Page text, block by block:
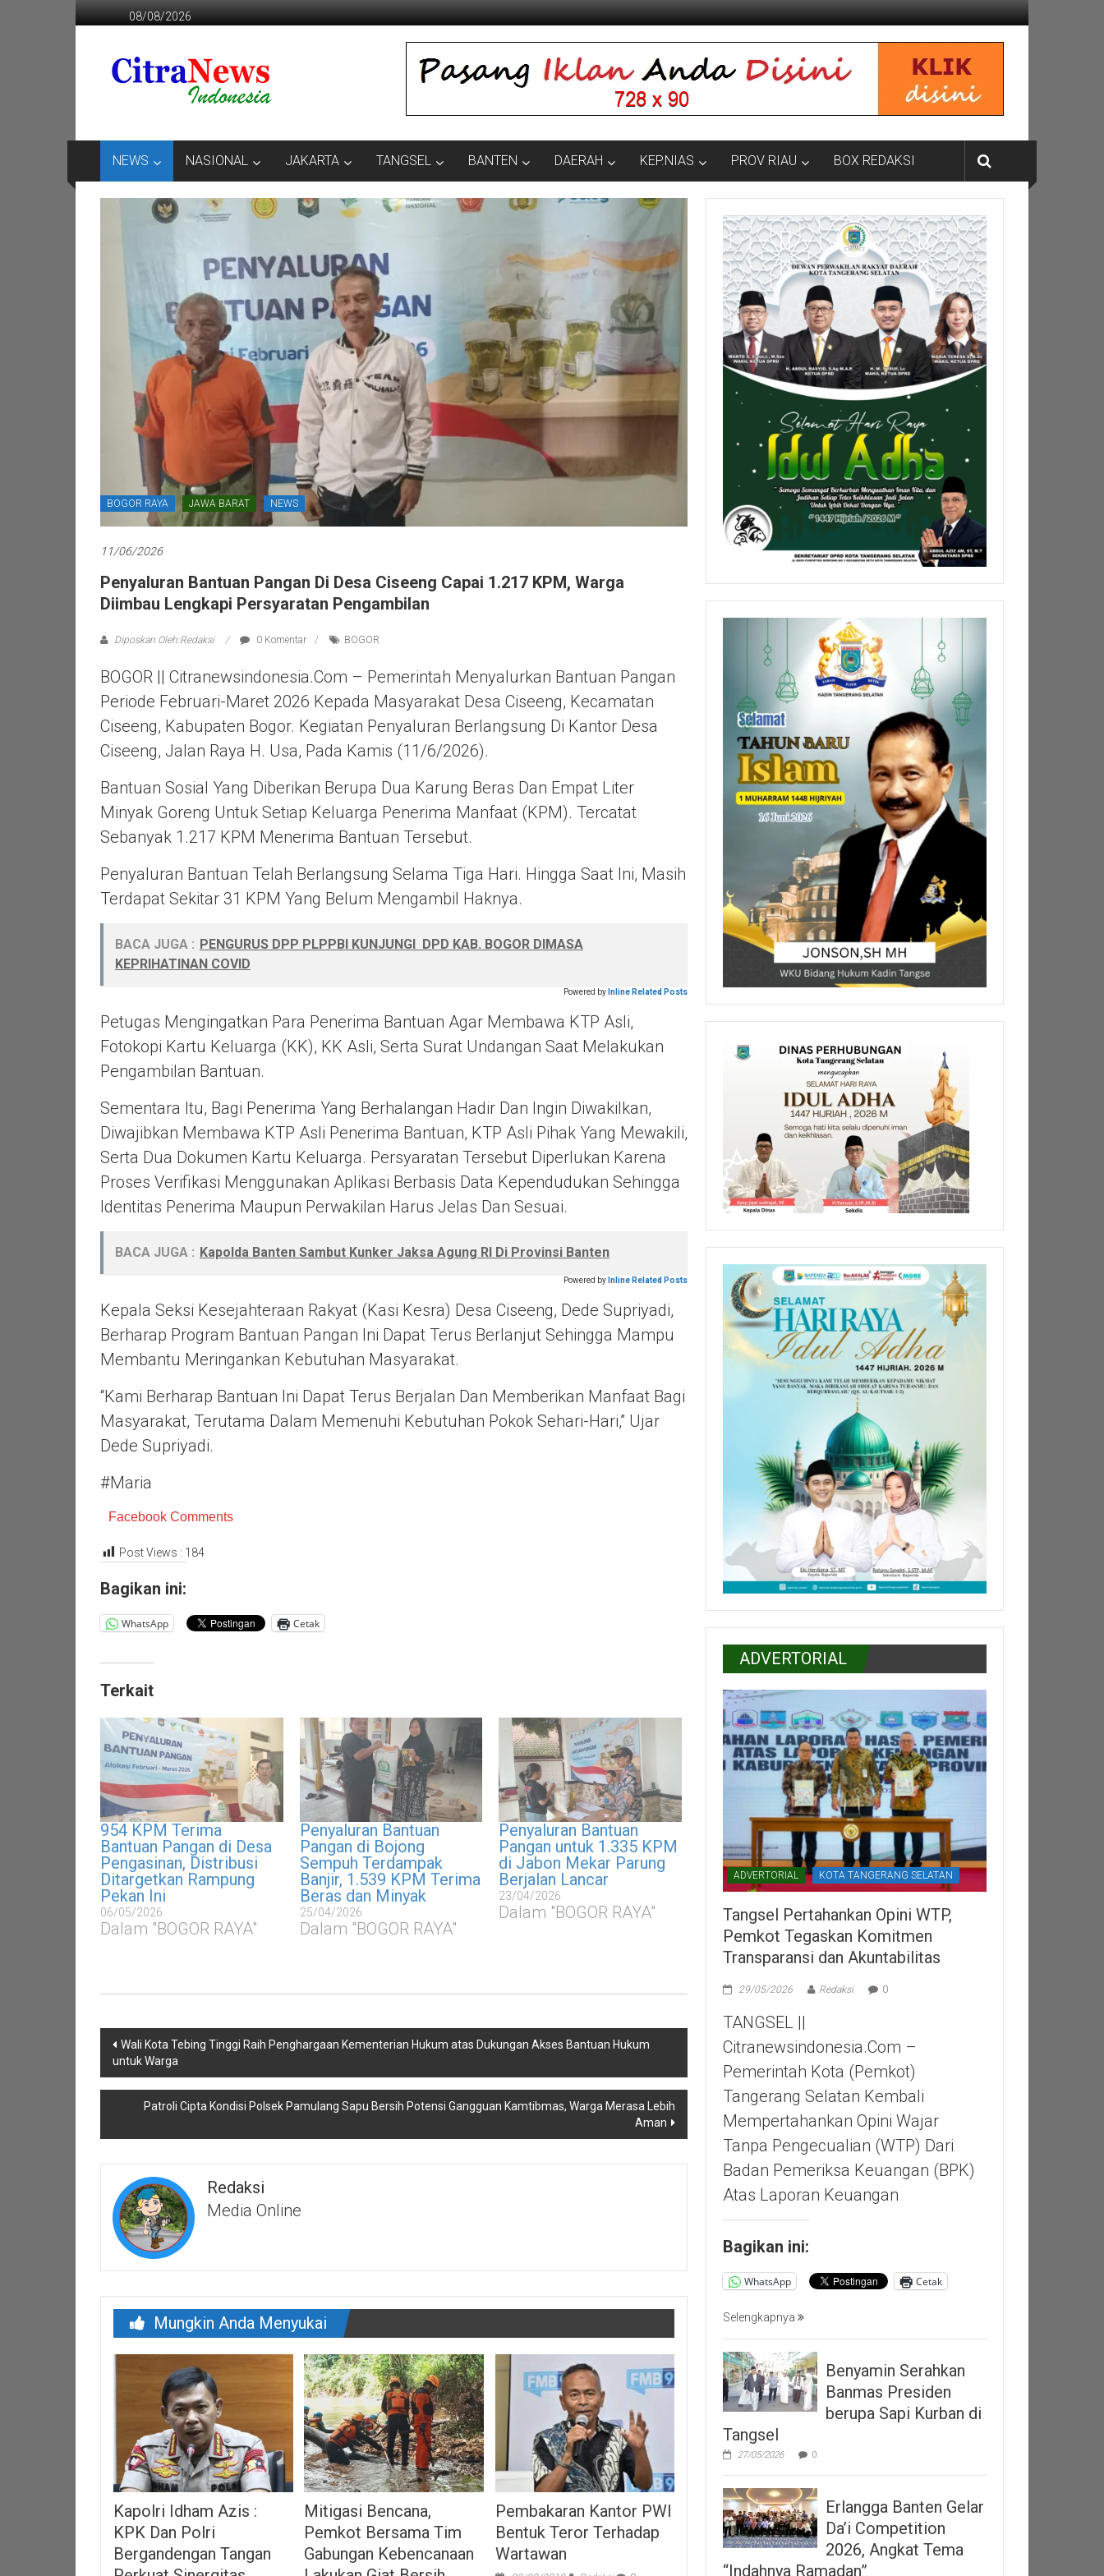
ke
08/08/2026
CITRANEWS
INDONESIA
NEWS NASIONAL JAKARTA TANGSEL BANTEN DAERAH KEP.NIAS PROV RIAU BOX REDAKSI
BOGOR RAYA JAWA BARAT NEWS
11/06/2026
Penyaluran Bantuan Pangan Di Desa Ciseeng Capai 1.217 KPM, Warga
Diimbau Lengkapi Persyaratan Pengambilan
Diposkan Oleh:Redaksi 0 Komentar BOGOR
BOGOR || Citranewsindonesia.com – Pemerintah Menyalurkan Bantuan Pangan
Periode Februari-Maret 2026 Kepada Masyarakat Desa Ciseeng, Kecamatan
Ciseeng, Kabupaten Bogor. Kegiatan Penyaluran Berlangsung Di Kantor Desa
Ciseeng, Jalan Raya H. Usa, Pada Kamis (11/6/2026).
Bantuan Sosial Yang Diberikan Berupa Dua Karung Beras Dan Empat Liter
Minyak Goreng Untuk Setiap Keluarga Penerima Manfaat (KPM). Tercatat
Sebanyak 1.217 KPM Menerima Bantuan Tersebut.
Penyaluran Bantuan Telah Berlangsung Selama Tiga Hari. Hingga Saat Ini, Masih
Terdapat Sekitar 31 KPM Yang Belum Mengambil Haknya.
BACA JUGA : PENGURUS DPP PLPPBI KUNJUNGI DPD KAB. BOGOR DIMASA
KEPRIHATINAN COVID
Powered by Inline Related Posts
Petugas Mengingatkan Para Penerima Bantuan Agar Membawa KTP Asli,
Fotokopi Kartu Keluarga (KK), KK Asli, Serta Surat Undangan Saat Melakukan
Pengambilan Bantuan.
Sementara Itu, Bagi Penerima Yang Berhalangan Hadir Dan Ingin Diwakilkan,
Diwajibkan Membawa KTP Asli Penerima Bantuan, KTP Asli Pihak Yang Mewakili,
Serta Dua Dokumen Kartu Keluarga. Persyaratan Tersebut Diperlukan Karena
Proses Verifikasi Menggunakan Aplikasi Berbasis Data Kependudukan Sehingga
Identitas Penerima Maupun Perwakilan Harus Jelas Dan Sesuai.
BACA JUGA : Kapolda Banten Sambut Kunker Jaksa Agung RI Di Provinsi Banten
Powered by Inline Related Posts
Kepala Seksi Kesejahteraan Rakyat (Kasi Kesra) Desa Ciseeng, Dede Supriyadi,
Berharap Program Bantuan Pangan Ini Dapat Terus Berlanjut Sehingga Mampu
Membantu Meringankan Kebutuhan Masyarakat.
“Kami Berharap Bantuan Ini Dapat Terus Berjalan Dan Memberikan Manfaat Bagi
Masyarakat, Terutama Dalam Memenuhi Kebutuhan Pokok Sehari-Hari,” Ujar
Dede Supriyadi.
#Maria
Facebook Comments
Post Views : 184
Bagikan ini:
WhatsApp Cetak
Terkait
954 KPM Terima
Bantuan Pangan di Desa
Pengasinan, Distribusi
Ditargetkan Rampung
Pekan Ini
06/05/2026
Dalam "BOGOR RAYA"
Penyaluran Bantuan
Pangan di Bojong
Sempuh Terdampak
Banjir, 1.539 KPM Terima
Beras dan Minyak
25/04/2026
Dalam "BOGOR RAYA"
Penyaluran Bantuan
Pangan untuk 1.335 KPM
di Jabon Mekar Parung
Berjalan Lancar
23/04/2026
Dalam "BOGOR RAYA"
Navigasi
pos
Wali Kota Tebing Tinggi Raih Penghargaan Kementerian Hukum atas Dukungan Akses Bantuan Hukum
untuk Warga
Patroli Cipta Kondisi Polsek Pamulang Sapu Bersih Potensi Gangguan Kamtibmas, Warga Merasa Lebih
Aman
Redaksi
Media Online
Mungkin Anda Menyukai
Kapolri Idham Azis :
KPK Dan Polri
Bergandengan Tangan
Mitigasi Bencana,
Pemkot Bersama Tim
Gabungan Kebencanaan
Pembakaran Kantor PWI
Bentuk Teror Terhadap
Wartawan
ADVERTORIAL
ADVERTORIAL KOTA TANGERANG SELATAN
Tangsel Pertahankan Opini WTP,
Pemkot Tegaskan Komitmen
Transparansi dan Akuntabilitas
29/05/2026 Redaksi 0
TANGSEL ||
Citranewsindonesia.com –
Pemerintah Kota (Pemkot)
Tangerang Selatan Kembali
Mempertahankan Opini Wajar
Tanpa Pengecualian (WTP) Dari
Badan Pemeriksa Keuangan (BPK)
Atas Laporan Keuangan
Bagikan ini:
WhatsApp Cetak
Selengkapnya
Benyamin Serahkan
Banmas Presiden
berupa Sapi Kurban di
Tangsel
27/05/2026 0
Erlangga Banten Gelar
Da’i Competition
2026, Angkat Tema
“Indahnya Ramadan”